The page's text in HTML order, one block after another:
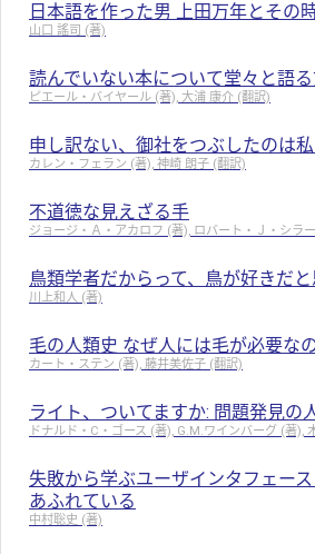
日本語を作った男 上田万年とその
山口 謠司 (著)
読んでいない本について堂々と語
ピエール・バイヤール (著), 大浦 康介 (翻訳)
申し訳ない、御社をつぶしたのは私
カレン・フェラン (著), 神崎 朗子 (翻訳)
不道徳な見えざる手
ジョージ・Ａ・アカロフ (著), ロバート・Ｊ・シラ
鳥類学者だからって、鳥が好きだと
川上和人 (著)
毛の人類史 なぜ人には毛が必要な
カート・ステン (著), 藤井美佐子 (翻訳)
ライト、ついてますか: 問題発見の
ドナルド・C・ゴース (著), G.M.ワインバーグ (著),
失敗から学ぶユーザインタフェー
あふれている
中村聡史 (著)